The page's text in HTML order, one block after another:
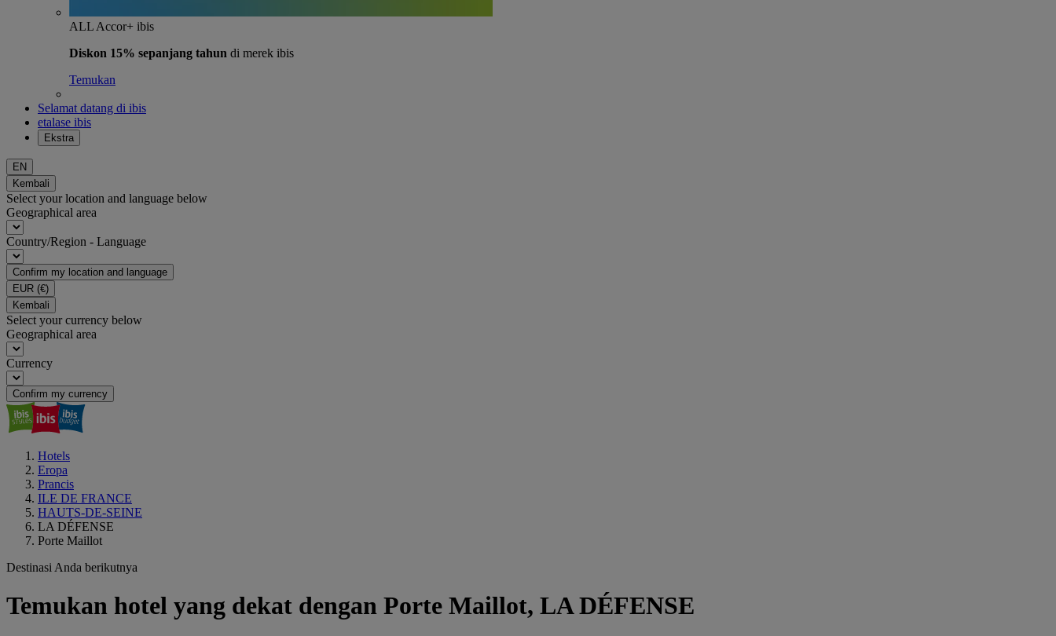
ALL Accor+ ibis
Diskon 15% sepanjang tahun di merek ibis
Temukan
Selamat datang di ibis
etalase ibis
Ekstra
EN
Kembali
Select your location and language below
Geographical area
Country/Region - Language
Confirm my location and language
EUR (€)
Kembali
Select your currency below
Geographical area
Currency
Confirm my currency
Hotels
Eropa
Prancis
ILE DE FRANCE
HAUTS-DE-SEINE
LA DÉFENSE
Porte Maillot
Destinasi Anda berikutnya
Temukan hotel yang dekat dengan Porte Maillot, LA DÉFENSE